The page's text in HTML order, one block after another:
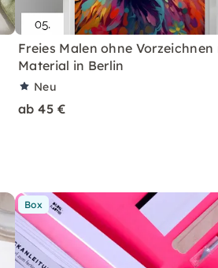
Freies Malen ohne Vorzeichnen
Material in Berlin
Neu
ab 45 €
Box